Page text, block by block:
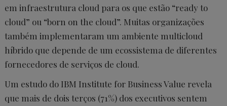
em infraestrutura cloud para os que estão “ready to
cloud” ou “born on the cloud”. Muitas organizações
também implementaram um ambiente multicloud
híbrido que depende de um ecossistema de diferentes
fornecedores de serviços de cloud.
Um estudo do IBM Institute for Business Value revela
que mais de dois terços (71%) dos executivos sentem